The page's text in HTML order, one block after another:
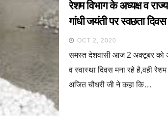
रेशम विभाग के अध्यक्ष व
गांधी जयंती पर स्वछता दिवस
OCT 2, 2020
समस्त देशवासी आज 2 अक्टूबर को
व स्वास्था दिवस मना रहे है,वही
अजित चौधरी जी ने कहा कि…